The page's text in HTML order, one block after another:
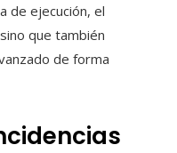
de ejecución, el
que también
de forma